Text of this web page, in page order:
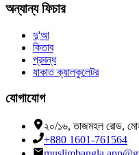
অন্যান্য ফিচার
দু'আ
কিতাব
প্রবন্ধ
যাকাত ক্যালকুলেটর
যোগাযোগ
২০/১৬, তাজমহল রোড,
+880 1601-761564